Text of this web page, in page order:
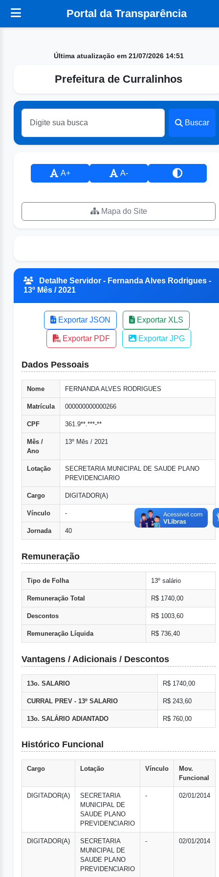
Portal da Transparência
Última atualização em 21/07/2026 14:51
Prefeitura de Curralinhos
Buscar
A+ A-
Mapa do Site
Detalhe Servidor - Fernanda Alves Rodrigues -
13º Mês / 2021
Exportar JSON Exportar XLS
Exportar PDF Exportar JPG
Dados Pessoais
Nome FERNANDA ALVES RODRIGUES
Matrícula 000000000000266
CPF 361.9**.***-**
Mês /
Ano
13º Mês / 2021
Lotação
SECRETARIA MUNICIPAL DE SAUDE PLANO
PREVIDENCIARIO
Cargo DIGITADOR(A)
Vínculo -
Jornada 40
Remuneração
Tipo de Folha 13º salário
Remuneração Total R$ 1740,00
Descontos R$ 1003,60
Remuneração Líquida R$ 736,40
Vantagens / Adicionais / Descontos
13o. SALARIO R$ 1740,00
CURRAL PREV - 13º SALARIO R$ 243,60
13o. SALÁRIO ADIANTADO R$ 760,00
Histórico Funcional
Cargo Lotação Vínculo
Mov.
Funcional
DIGITADOR(A)
SECRETARIA
MUNICIPAL DE
SAUDE PLANO
PREVIDENCIARIO
- 02/01/2014
DIGITADOR(A)
SECRETARIA
MUNICIPAL DE
SAUDE PLANO
PREVIDENCIARIO
- 02/01/2014